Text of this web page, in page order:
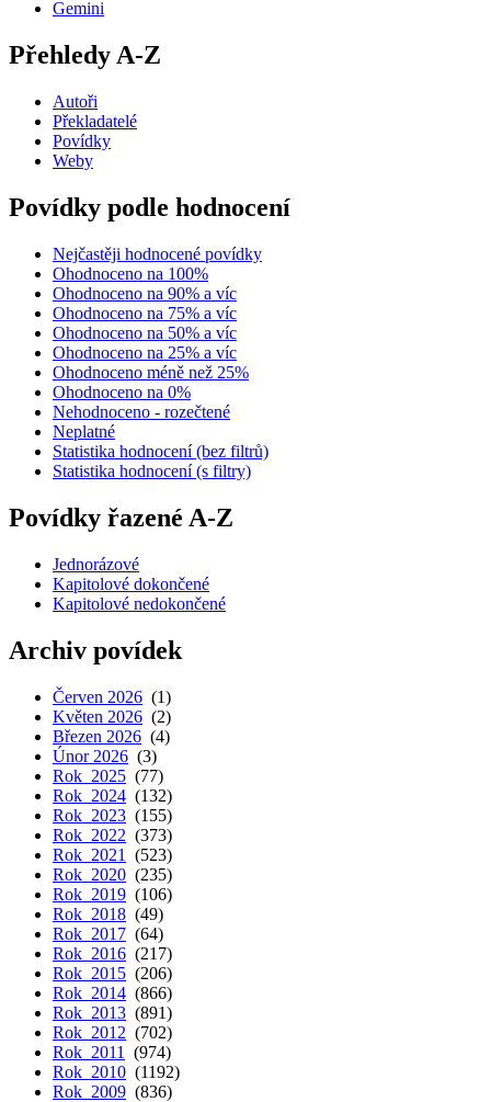
Gemini
Přehledy A-Z
Autoři
Překladatelé
Povídky
Weby
Povídky podle hodnocení
Nejčastěji hodnocené povídky
Ohodnoceno na 100%
Ohodnoceno na 90% a víc
Ohodnoceno na 75% a víc
Ohodnoceno na 50% a víc
Ohodnoceno na 25% a víc
Ohodnoceno méně než 25%
Ohodnoceno na 0%
Nehodnoceno - rozečtené
Neplatné
Statistika hodnocení (bez filtrů)
Statistika hodnocení (s filtry)
Povídky řazené A-Z
Jednorázové
Kapitolové dokončené
Kapitolové nedokončené
Archiv povídek
Červen 2026 (1)
Květen 2026 (2)
Březen 2026 (4)
Únor 2026 (3)
Rok 2025 (77)
Rok 2024 (132)
Rok 2023 (155)
Rok 2022 (373)
Rok 2021
(523)
Rok 2020 (235)
Rok 2019 (106)
Rok 2018 (49)
Rok 2017 (64)
Rok 2016 (217)
Rok 2015 (206)
Rok 2014 (866)
Rok 2013 (891)
Rok 2012 (702)
Rok 2011
(974)
Rok 2010 (1192)
Rok 2009 (836)